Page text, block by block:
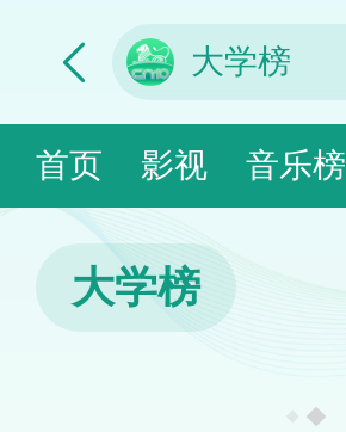
首页 影视 音乐榜
大学榜